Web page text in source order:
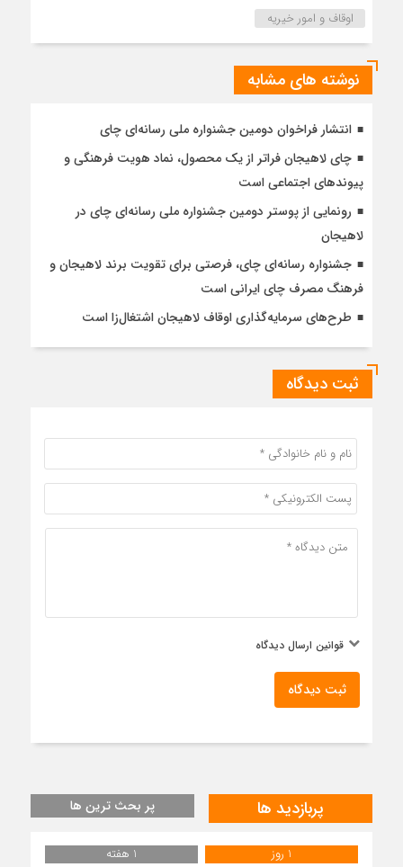
اوقاف و امور خیریه
نوشته های مشابه
انتشار فراخوان دومین جشنواره ملی رسانه‌ای چای
چای لاهیجان فراتر از یک محصول، نماد هویت فرهنگی و
پیوندهای اجتماعی است
رونمایی از پوستر دومین جشنواره ملی رسانه‌ای چای در
لاهیجان
جشنواره رسانه‌ای چای، فرصتی برای تقویت برند لاهیجان و
فرهنگ مصرف چای ایرانی است
طرح‌های سرمایه‌گذاری اوقاف لاهیجان اشتغال‌زا است
ثبت دیدگاه
قوانین ارسال دیدگاه
ثبت دیدگاه
پربازدید ها پر بحث ترین ها
1 روز 1 هفته